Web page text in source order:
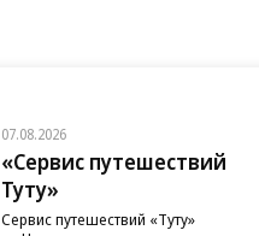
07.08.2026
«Сервис путешествий
Туту»
Сервис путешествий «Туту»